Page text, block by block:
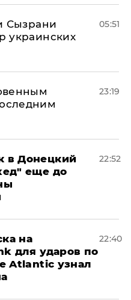
Сызрани
украинских
05:51
23:19
в Донецкий
еще до
22:52
на
для ударов по
Atlantic узнал
22:40